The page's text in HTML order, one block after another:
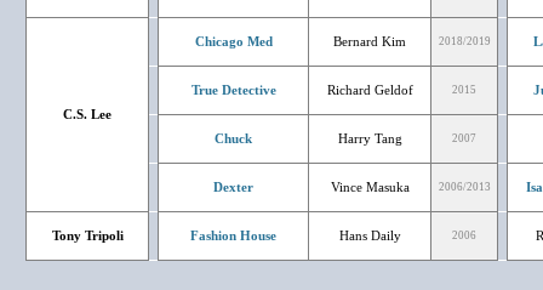
C.S. Lee
Chicago Med Bernard Kim 2018/2019
True Detective Richard Geldof 2015
Chuck Harry Tang 2007
Dexter Vince Masuka 2006/2013
Tony Tripoli Fashion House Hans Daily 2006